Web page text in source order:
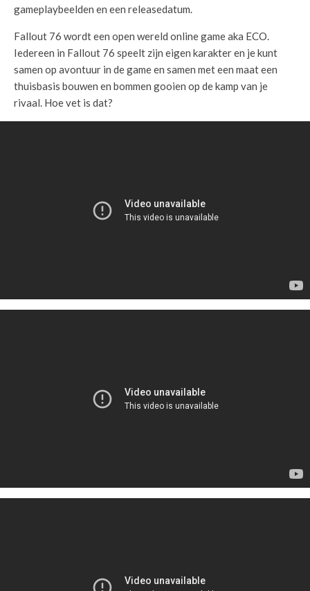
gameplaybeelden en een releasedatum.
Fallout 76 wordt een open wereld online game aka ECO.
Iedereen in Fallout 76 speelt zijn eigen karakter en je kunt
samen op avontuur in de game en samen met een maat een
thuisbasis bouwen en bommen gooien op de kamp van je
rivaal. Hoe vet is dat?